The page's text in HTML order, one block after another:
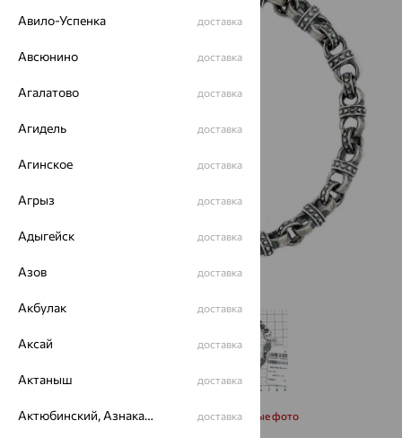
Запросить дополнительные фото
Авило-Успенка доставка
Авсюнино доставка
Агалатово доставка
Агидель доставка
Агинское доставка
Агрыз доставка
Адыгейск доставка
Азов доставка
Акбулак доставка
Аксай доставка
Актаныш доставка
Актюбинский, Азнакаевский район доставка